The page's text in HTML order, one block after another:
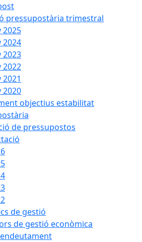
pressupostària trimestral
2025
2024
2023
2022
2021
2020
objectius estabilitat
de pressupostos
de gestió
de gestió econòmica